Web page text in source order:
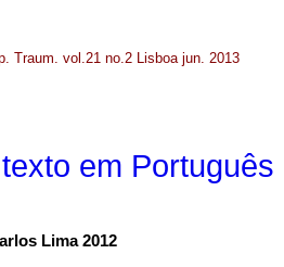
Traum. vol.21 no.2 Lisboa jun. 2013
texto em Português
Lima 2012